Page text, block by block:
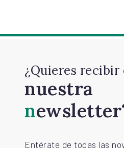
¿Quieres recibir
nuestra
Entérate de todas las